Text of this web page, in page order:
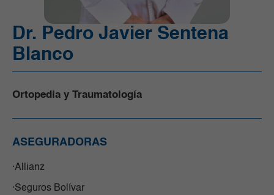
Dr. Pedro Javier Sentena
Blanco
Ortopedia y Traumatología
ASEGURADORAS
Allianz
Seguros Bolívar